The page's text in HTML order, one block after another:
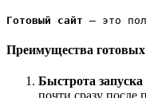
Готовый сайт — это
Преимущества готовых
Быстрота запуска